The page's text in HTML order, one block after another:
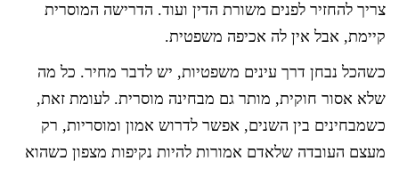
צריך להחזיר לפנים משורת הדין ועוד. הדרישה המוסרית
קיימת, אבל אין לה אכיפה משפטית.
כשהכל נבחן דרך עינים משפטיות, יש לדבר מחיר. כל מה
שלא אסור חוקית, מותר גם מבחינה מוסרית. לעומת זאת,
כשמבחינים בין השנים, אפשר לדרוש אמון ומוסריות, רק
מעצם העובדה שלאדם אמורות להיות נקיפות מצפון כשהוא